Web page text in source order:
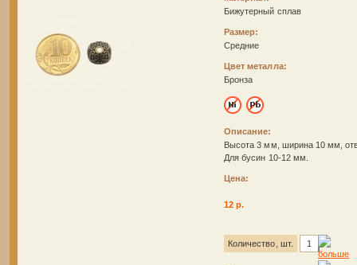
Бижутерный сплав
Размер:
Средние
Цвет металла:
Бронза
Описание:
Высота 3 мм, ширина 10 мм,
Для бусин 10-12 мм.
Цена:
12 р.
Количество, шт.